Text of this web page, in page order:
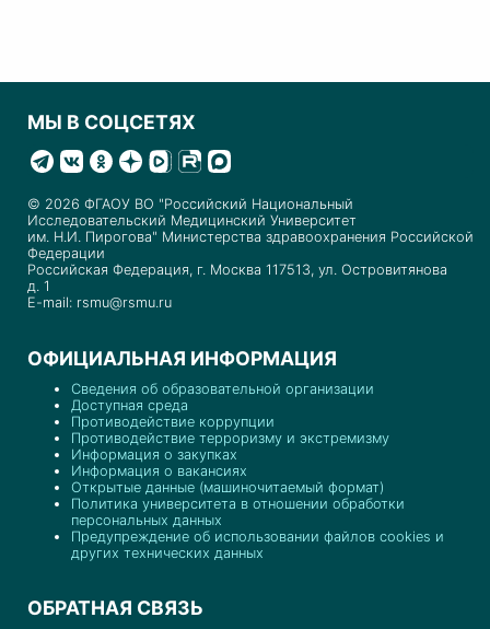
МЫ В СОЦСЕТЯХ
© 2026 ФГАОУ ВО "Российский Национальный
Исследовательский Медицинский Университет
им. Н.И. Пирогова" Министерства здравоохранения Российской
Федерации
Российская Федерация, г. Москва 117513, ул. Островитянова
д. 1
E-mail: rsmu@rsmu.ru
ОФИЦИАЛЬНАЯ ИНФОРМАЦИЯ
Сведения об образовательной организации
Доступная среда
Противодействие коррупции
Противодействие терроризму и экстремизму
Информация о закупках
Информация о вакансиях
Открытые данные (машиночитаемый формат)
Политика университета в отношении обработки
персональных данных
Предупреждение об использовании файлов cookies и
других технических данных
ОБРАТНАЯ СВЯЗЬ